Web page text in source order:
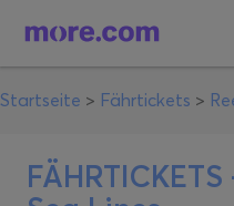
Startseite > Fährtickets >